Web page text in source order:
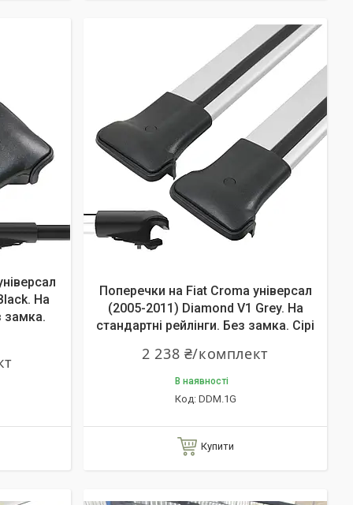
На
замка.
Поперечки на Fiat Croma універсал
(2005-2011) Diamond V1 Grey. На
стандартні рейлінги. Без замка. Сірі
2 238 ₴/комплект
В наявності
DDM.1G
Купити